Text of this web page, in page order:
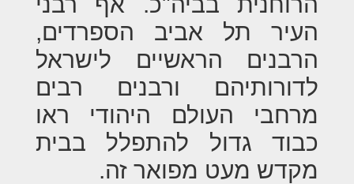
העיר תל אביב הספרדים,
הרבנים הראשיים לישראל
לדורותיהם ורבנים רבים
מרחבי העולם היהודי ראו
כבוד גדול להתפלל בבית
מקדש מעט מפואר זה.